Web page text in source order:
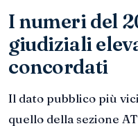
I numeri del
giudiziali
concordati
Il dato pubblico più
quello della sezione